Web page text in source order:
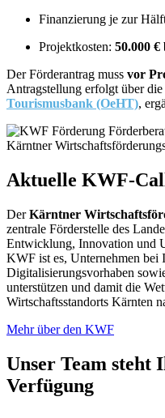
Finanzierung je zur
Projektkosten: 50.000 €
Der Förderantrag muss vor
Antragstellung erfolgt über die
Tourismusbank (OeHT),
Kärntner
Aktuelle KWF-
DerKärntner
zentrale Förderstelle des
Entwicklung, Innovation und
KWF ist es, Unternehmen bei
Digitalisierungsvorhaben
unterstützen und damit die
Wirtschaftsstandorts Kärnten
Mehr über den KWF
Unser Team steht
Verfügung